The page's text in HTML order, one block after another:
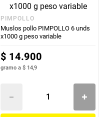
PIMPOLLO
Muslos pollo PIMPOLLO 6 unds
x1000 g peso variable
$ 14.900
gramo a $ 14,9